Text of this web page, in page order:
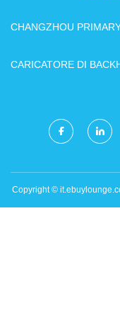
CHANGZHOU
CARICATORE DI
Copyright ©